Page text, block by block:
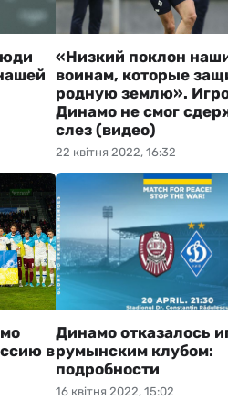
22 квітня 2022, 16:32
«Низкий поклон
воинам, которые
родную землю».
Динамо не смог
слез (видео)
в
16 квітня 2022, 15:02
Динамо отказалось
румынским клубом:
подробности